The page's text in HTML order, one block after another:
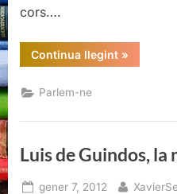
cors….
Continua llegint“Luis
de
»
Parlem-ne
Luis de Guindos,
Posted
gener 7, 2012 By